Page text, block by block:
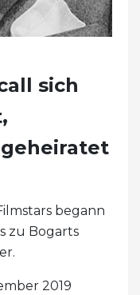
sich
begann
zu Bogarts
2019